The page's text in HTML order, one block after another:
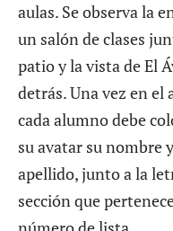
aulas. Se observa la
un salón de clases
patio y la vista de El
detrás. Una vez en el
cada alumno debe
su avatar su nombre y
apellido, junto a la
sección que